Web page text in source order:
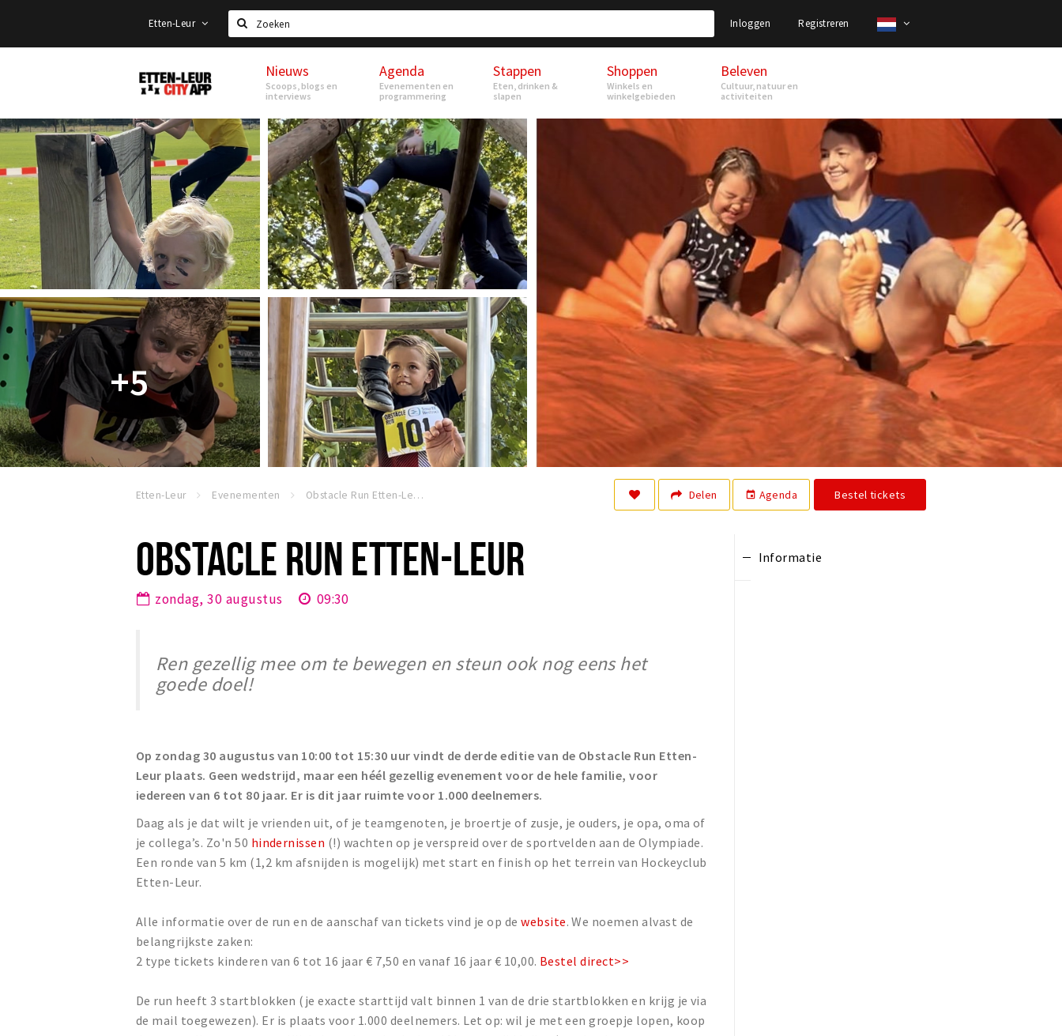
Etten-Leur
Zoeken
Inloggen Registreren
Etten-
Leur
Nieuws
Scoops, blogs en
interviews
Agenda
Evenementen en
programmering
Stappen
Eten, drinken &
slapen
Shoppen
Winkels en
winkelgebieden
Beleven
Cultuur, natuur en
activiteiten
+5
Etten-Leur Evenementen Obstacle Run Etten-Leur Bestel tickets
Delen event Agenda
OBSTACLE RUN ETTEN-LEUR
zondag, 30 augustus 09:30
Ren gezellig mee om te bewegen en steun ook nog eens het
goede doel!
Op zondag 30 augustus van 10:00 tot 15:30 uur vindt de derde editie van de Obstacle Run Etten-
Leur plaats. Geen wedstrijd, maar een héél gezellig evenement voor de hele familie, voor
iedereen van 6 tot 80 jaar. Er is dit jaar ruimte voor 1.000 deelnemers.
Daag als je dat wilt je vrienden uit, of je teamgenoten, je broertje of zusje, je ouders, je opa, oma of
je collega’s. Zo'n 50 hindernissen (!) wachten op je verspreid over de sportvelden aan de Olympiade.
Een ronde van 5 km (1,2 km afsnijden is mogelijk) met start en finish op het terrein van Hockeyclub
Etten-Leur.
Alle informatie over de run en de aanschaf van tickets vind je op dewebsite. We noemen alvast de
belangrijkste zaken:
2 type tickets kinderen van 6 tot 16 jaar € 7,50 en vanaf 16 jaar € 10,00. Bestel direct>>
De run heeft 3 startblokken (je exacte starttijd valt binnen 1 van de drie startblokken en krijg je via
de mail toegewezen). Er is plaats voor 1.000 deelnemers. Let op: wil je met een groepje lopen, koop
Informatie